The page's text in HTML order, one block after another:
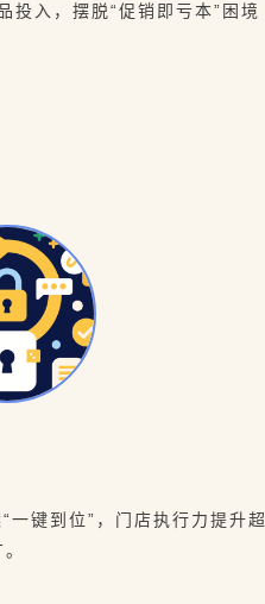
投入，摆脱“促销即亏本”困境
一键到位”，门店执行力提升超